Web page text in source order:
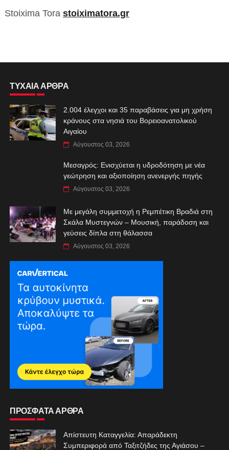
Stoixima Tora stoiximatora.gr
ΤΥΧΑΙΑ ΑΡΘΡΑ
2.004 έλεγχοι και 35 παραβάσεις για μη χρήση
κράνους στα νησιά του Βορειοανατολικού
Αιγαίου
Αύγουστος 03, 2026
Μεσαγρός: Ενισχύεται η υδροδότηση με νέα
γεώτρηση και αξιοποίηση ανενεργής πηγής
Αύγουστος 03, 2026
Με μεγάλη συμμετοχή η Ρεμπέτικη Βραδιά στη
Σκάλα Μυστεγνών – Μουσική, παράδοση και
γεύσεις δίπλα στη θάλασσα
Αύγουστος 03, 2026
ΠΡΟΣΦΑΤΑ ΑΡΘΡΑ
Απίστευτη Καταγγελία: Απαράδεκτη
Συμπεριφορά από Ταξιτζήδες της Αγιάσου –